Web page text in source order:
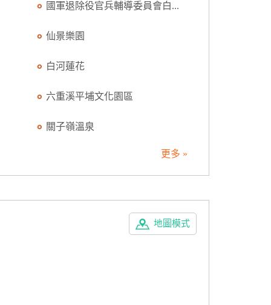
國軍退除役官兵輔導委員會白...
仙景樂園
白河蓮花
六重溪平埔文化園區
關子嶺溫泉
更多 »
地圖模式